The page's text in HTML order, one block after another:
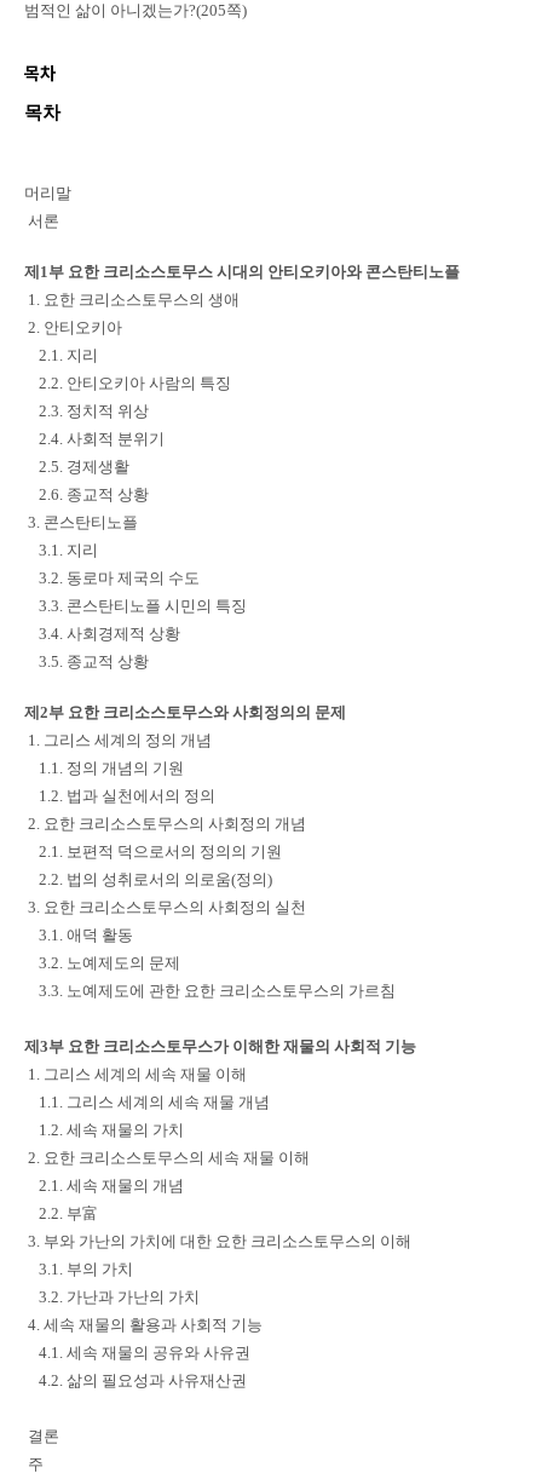
범적인 삶이 아니겠는가?(205쪽)
목차
목차
머리말
서론
제1부 요한 크리소스토무스 시대의 안티오키아와 콘스탄티노플
1. 요한 크리소스토무스의 생애
2. 안티오키아
2.1. 지리
2.2. 안티오키아 사람의 특징
2.3. 정치적 위상
2.4. 사회적 분위기
2.5. 경제생활
2.6. 종교적 상황
3. 콘스탄티노플
3.1. 지리
3.2. 동로마 제국의 수도
3.3. 콘스탄티노플 시민의 특징
3.4. 사회경제적 상황
3.5. 종교적 상황
제2부 요한 크리소스토무스와 사회정의의 문제
1. 그리스 세계의 정의 개념
1.1. 정의 개념의 기원
1.2. 법과 실천에서의 정의
2. 요한 크리소스토무스의 사회정의 개념
2.1. 보편적 덕으로서의 정의의 기원
2.2. 법의 성취로서의 의로움(정의)
3. 요한 크리소스토무스의 사회정의 실천
3.1. 애덕 활동
3.2. 노예제도의 문제
3.3. 노예제도에 관한 요한 크리소스토무스의 가르침
제3부 요한 크리소스토무스가 이해한 재물의 사회적 기능
1. 그리스 세계의 세속 재물 이해
1.1. 그리스 세계의 세속 재물 개념
1.2. 세속 재물의 가치
2. 요한 크리소스토무스의 세속 재물 이해
2.1. 세속 재물의 개념
2.2. 부富
3. 부와 가난의 가치에 대한 요한 크리소스토무스의 이해
3.1. 부의 가치
3.2. 가난과 가난의 가치
4. 세속 재물의 활용과 사회적 기능
4.1. 세속 재물의 공유와 사유권
4.2. 삶의 필요성과 사유재산권
결론
주